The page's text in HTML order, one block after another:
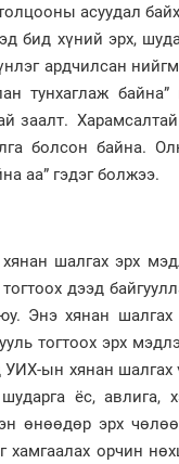
асуудал
бид хүний эрх,
ардчилсан
тунхаглаж байна”
заалт.
болсон байна.
аа” гэдэг болжээ.
шалгах эрх
дээд
Энэ хянан шалгах
тогтоох эрх
УИХ-ын хянан шалгах
ёс, авлига,
өнөөдөр эрх
хамгаалах орчин